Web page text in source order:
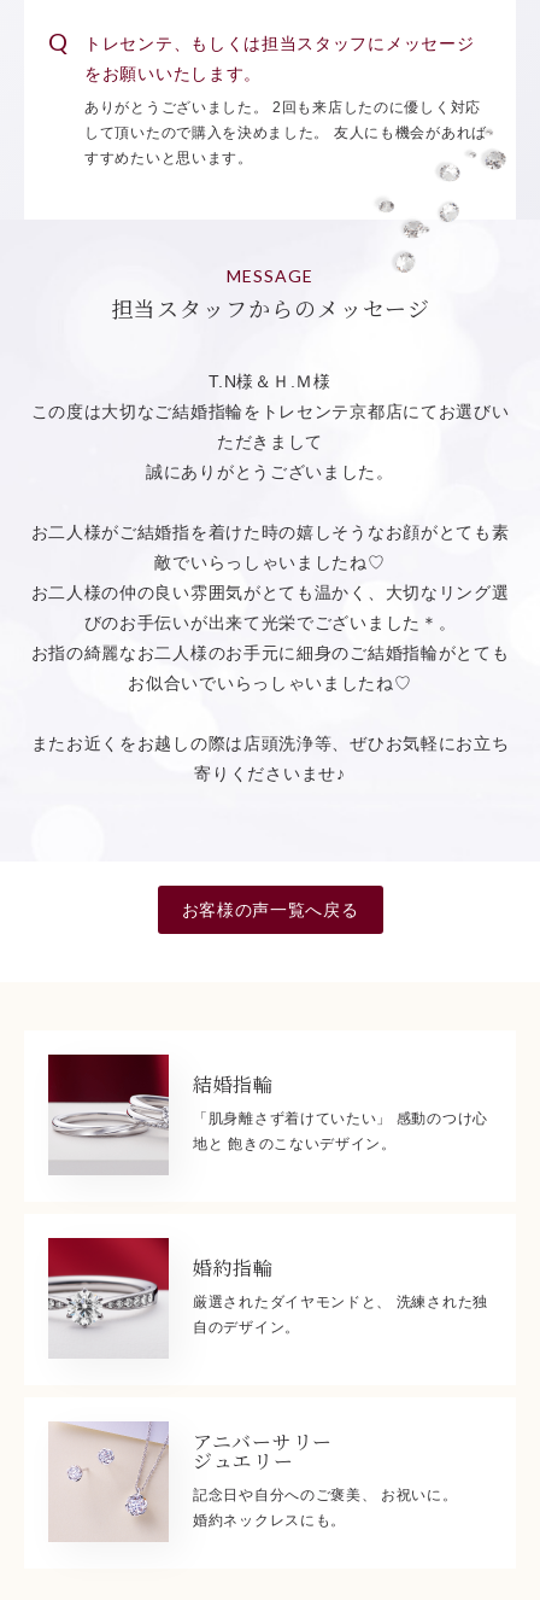
トレセンテ、もしくは担当スタッフにメッセージ
をお願いいたします。
ありがとうございました。 2回も来店したのに優しく対応
して頂いたので購入を決めました。 友人にも機会があれば
すすめたいと思います。
MESSAGE
担当スタッフからのメッセージ
T.N様＆Ｈ.Ｍ様
この度は大切なご結婚指輪をトレセンテ京都店にてお選びい
ただきまして
誠にありがとうございました。
お二人様がご結婚指を着けた時の嬉しそうなお顔がとても素
敵でいらっしゃいましたね♡
お二人様の仲の良い雰囲気がとても温かく、大切なリング選
びのお手伝いが出来て光栄でございました＊。
お指の綺麗なお二人様のお手元に細身のご結婚指輪がとても
お似合いでいらっしゃいましたね♡
またお近くをお越しの際は店頭洗浄等、ぜひお気軽にお立ち
寄りくださいませ♪
お客様の声一覧へ戻る
結婚指輪
「肌身離さず着けていたい」 感動のつけ心
地と 飽きのこないデザイン。
婚約指輪
厳選されたダイヤモンドと、 洗練された独
自のデザイン。
アニバーサリー
ジュエリー
記念日や自分へのご褒美、 お祝いに。
婚約ネックレスにも。